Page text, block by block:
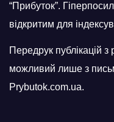
“Прибуток”.
відкритим для
Передрук публікацій з
можливий лише з
Prybutok.com.ua.